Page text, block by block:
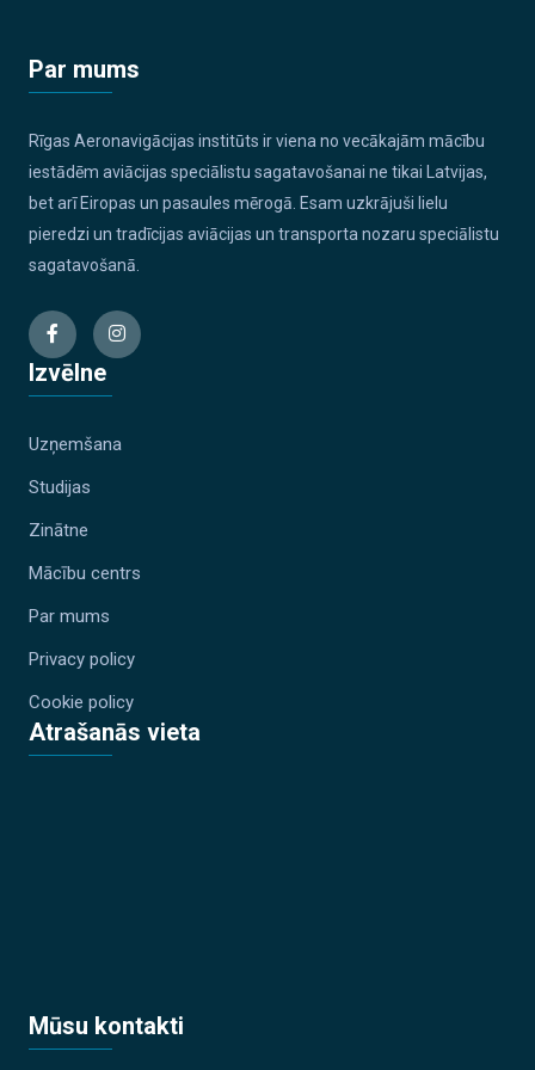
Par mums
Rīgas Aeronavigācijas institūts ir viena no vecākajām mācību
iestādēm aviācijas speciālistu sagatavošanai ne tikai Latvijas,
bet arī Eiropas un pasaules mērogā. Esam uzkrājuši lielu
pieredzi un tradīcijas aviācijas un transporta nozaru speciālistu
sagatavošanā.
Izvēlne
Uzņemšana
Studijas
Zinātne
Mācību centrs
Par mums
Privacy policy
Cookie policy
Atrašanās vieta
Mūsu kontakti